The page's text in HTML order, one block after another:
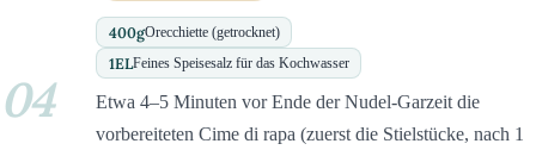
400gOrecchiette (getrocknet)
1ELFeines Speisesalz für das Kochwasser
04
Etwa 4–5 Minuten vor Ende der Nudel-Garzeit die
vorbereiteten Cime di rapa (zuerst die Stielstücke, nach 1